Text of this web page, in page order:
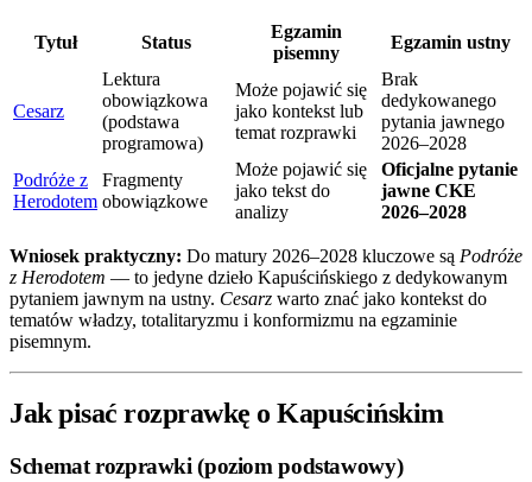
Tytuł Status
Egzamin
pisemny
Egzamin ustny
Cesarz
Lektura
obowiązkowa
(podstawa
programowa)
Może pojawić się
jako kontekst lub
temat rozprawki
Brak
dedykowanego
pytania jawnego
2026–2028
Podróże z
Herodotem
Fragmenty
obowiązkowe
Może pojawić się
jako tekst do
analizy
Oficjalne pytanie
jawne CKE
2026–2028
Wniosek praktyczny: Do matury 2026–2028 kluczowe są Podróże
z Herodotem — to jedyne dzieło Kapuścińskiego z dedykowanym
pytaniem jawnym na ustny. Cesarz warto znać jako kontekst do
tematów władzy, totalitaryzmu i konformizmu na egzaminie
pisemnym.
Jak pisać rozprawkę o Kapuścińskim
Schemat rozprawki (poziom podstawowy)